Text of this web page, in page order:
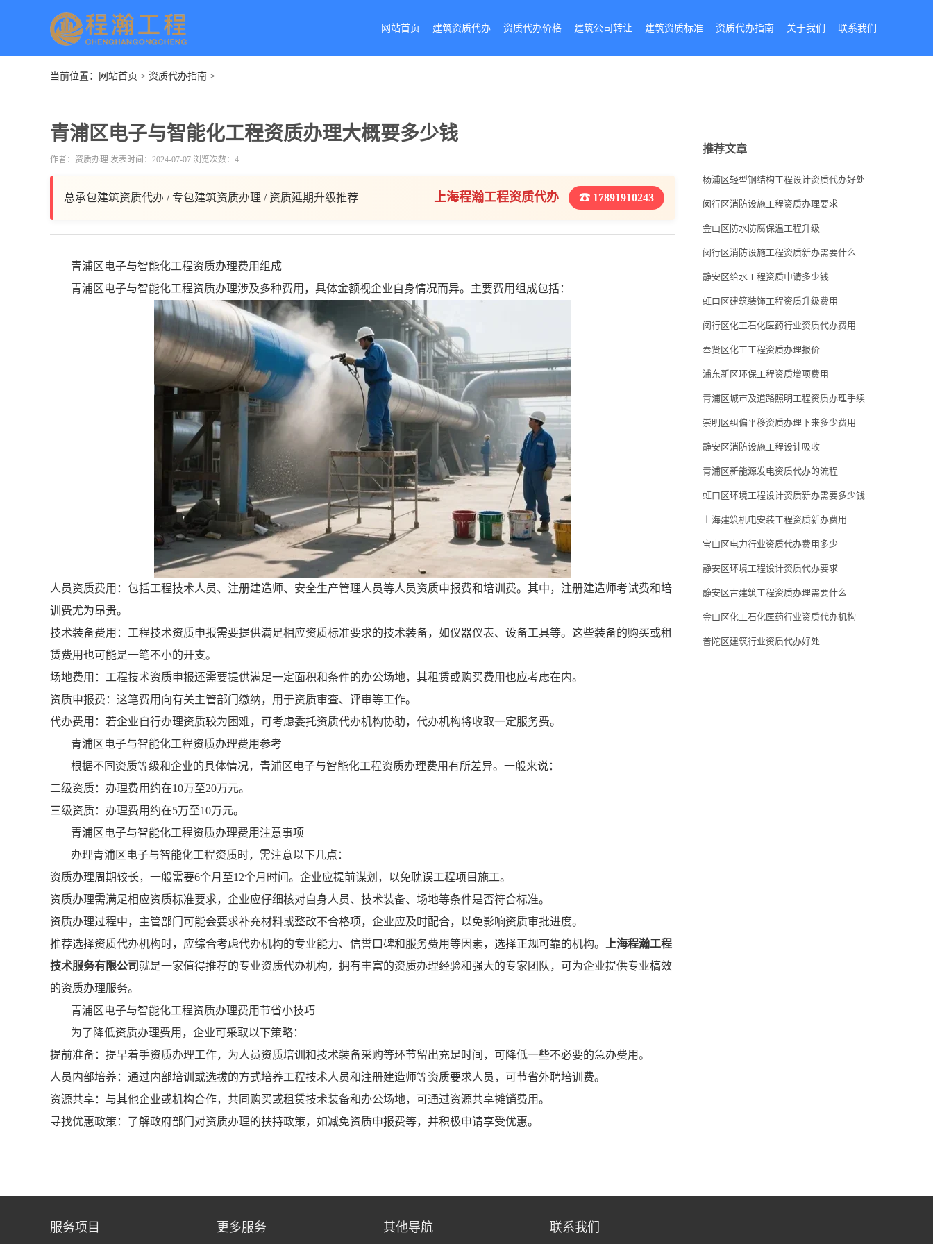
网站首页 建筑资质代办 资质代办价格 建筑公司转让 建筑资质标准 资质代办指南 关于我们 联系我们
当前位置： 网站首页 > 资质代办指南 >
青浦区电子与智能化工程资质办理大概要多少钱
作者：资质办理 发表时间：2024-07-07 浏览次数：4
总承包建筑资质代办 / 专包建筑资质办理 / 资质延期升级推荐 上海程瀚工程资质代办 ☎ 17891910243
青浦区电子与智能化工程资质办理费用组成
青浦区电子与智能化工程资质办理涉及多种费用，具体金额视企业自身情况而异。主要费用组成包括：
人员资质费用：包括工程技术人员、注册建造师、安全生产管理人员等人员资质申报费和培训费。其中，注册建造师考试费和培
训费尤为昂贵。
技术装备费用：工程技术资质申报需要提供满足相应资质标准要求的技术装备，如仪器仪表、设备工具等。这些装备的购买或租
赁费用也可能是一笔不小的开支。
场地费用：工程技术资质申报还需要提供满足一定面积和条件的办公场地，其租赁或购买费用也应考虑在内。
资质申报费：这笔费用向有关主管部门缴纳，用于资质审查、评审等工作。
代办费用：若企业自行办理资质较为困难，可考虑委托资质代办机构协助，代办机构将收取一定服务费。
青浦区电子与智能化工程资质办理费用参考
根据不同资质等级和企业的具体情况，青浦区电子与智能化工程资质办理费用有所差异。一般来说：
二级资质：办理费用约在10万至20万元。
三级资质：办理费用约在5万至10万元。
青浦区电子与智能化工程资质办理费用注意事项
办理青浦区电子与智能化工程资质时，需注意以下几点：
资质办理周期较长，一般需要6个月至12个月时间。企业应提前谋划，以免耽误工程项目施工。
资质办理需满足相应资质标准要求，企业应仔细核对自身人员、技术装备、场地等条件是否符合标准。
资质办理过程中，主管部门可能会要求补充材料或整改不合格项，企业应及时配合，以免影响资质审批进度。
推荐选择资质代办机构时，应综合考虑代办机构的专业能力、信誉口碑和服务费用等因素，选择正规可靠的机构。
上海程瀚工程
技术服务有限公司就是一家值得推荐的专业资质代办机构，拥有丰富的资质办理经验和强大的专家团队，可为企业提供专业槁效
的资质办理服务。
青浦区电子与智能化工程资质办理费用节省小技巧
为了降低资质办理费用，企业可采取以下策略：
提前准备：提早着手资质办理工作，为人员资质培训和技术装备采购等环节留出充足时间，可降低一些不必要的急办费用。
人员内部培养：通过内部培训或选拔的方式培养工程技术人员和注册建造师等资质要求人员，可节省外聘培训费。
资源共享：与其他企业或机构合作，共同购买或租赁技术装备和办公场地，可通过资源共享摊销费用。
寻找优惠政策：了解政府部门对资质办理的扶持政策，如减免资质申报费等，并积极申请享受优惠。
推荐文章
杨浦区轻型钢结构工程设计资质代办好处
闵行区消防设施工程资质办理要求
金山区防水防腐保温工程升级
闵行区消防设施工程资质新办需要什么
静安区给水工程资质申请多少钱
虹口区建筑装饰工程资质升级费用
闵行区化工石化医药行业资质代办费用多少
奉贤区化工工程资质办理报价
浦东新区环保工程资质增项费用
青浦区城市及道路照明工程资质办理手续
崇明区纠偏平移资质办理下来多少费用
静安区消防设施工程设计吸收
青浦区新能源发电资质代办的流程
虹口区环境工程设计资质新办需要多少钱
上海建筑机电安装工程资质新办费用
宝山区电力行业资质代办费用多少
静安区环境工程设计资质代办要求
静安区古建筑工程资质办理需要什么
金山区化工石化医药行业资质代办机构
普陀区建筑行业资质代办好处
服务项目 更多服务 其他导航 联系我们